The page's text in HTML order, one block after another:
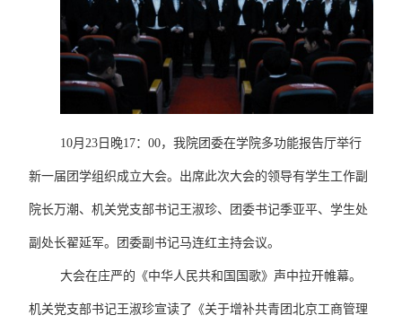
10月23日晚17：00，我院团委在学院多功能报告厅举行
新一届团学组织成立大会。出席此次大会的领导有学生工作副
院长万潮、机关党支部书记王淑珍、团委书记季亚平、学生处
副处长翟延军。团委副书记马连红主持会议。
大会在庄严的《中华人民共和国国歌》声中拉开帷幕。
机关党支部书记王淑珍宣读了《关于增补共青团北京工商管理